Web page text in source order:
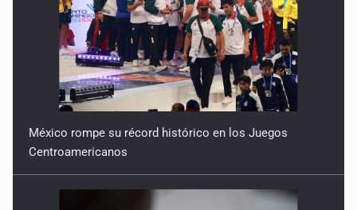
México rompe su récord histórico en los Juegos
Centroamericanos